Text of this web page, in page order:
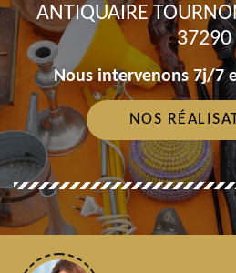
ANTIQUAIRE
37290
Nous intervenons 7j/7
NOS